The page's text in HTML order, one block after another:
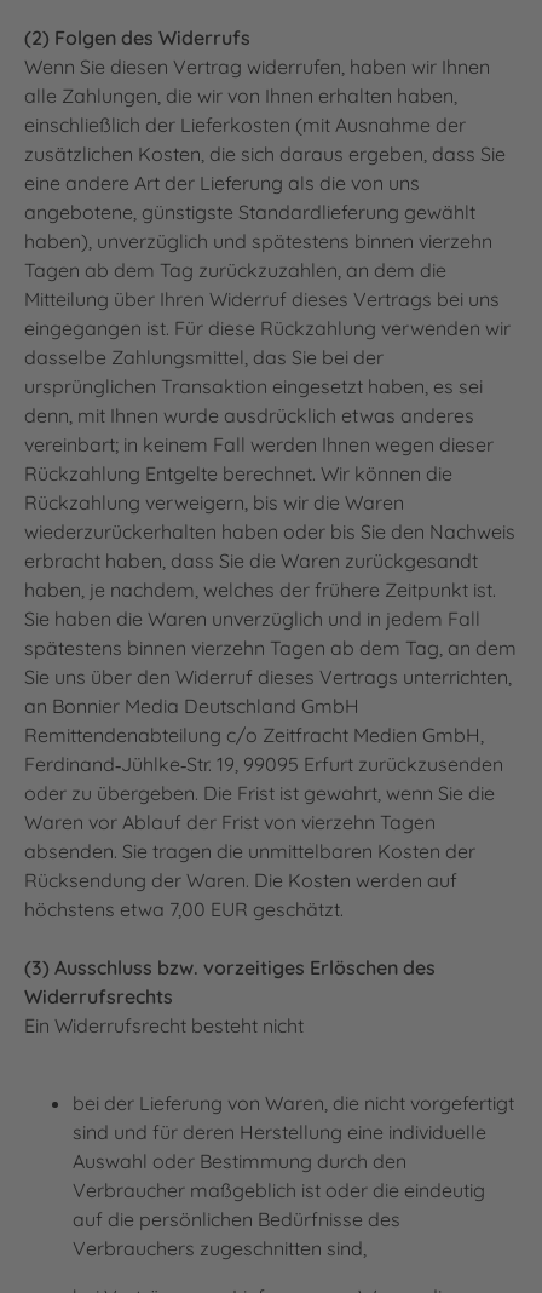
(2) Folgen des Widerrufs
Wenn Sie diesen Vertrag widerrufen, haben wir Ihnen
alle Zahlungen, die wir von Ihnen erhalten haben,
einschließlich der Lieferkosten (mit Ausnahme der
zusätzlichen Kosten, die sich daraus ergeben, dass Sie
eine andere Art der Lieferung als die von uns
angebotene, günstigste Standardlieferung gewählt
haben), unverzüglich und spätestens binnen vierzehn
Tagen ab dem Tag zurückzuzahlen, an dem die
Mitteilung über Ihren Widerruf dieses Vertrags bei uns
eingegangen ist. Für diese Rückzahlung verwenden wir
dasselbe Zahlungsmittel, das Sie bei der
ursprünglichen Transaktion eingesetzt haben, es sei
denn, mit Ihnen wurde ausdrücklich etwas anderes
vereinbart; in keinem Fall werden Ihnen wegen dieser
Rückzahlung Entgelte berechnet. Wir können die
Rückzahlung verweigern, bis wir die Waren
wiederzurückerhalten haben oder bis Sie den Nachweis
erbracht haben, dass Sie die Waren zurückgesandt
haben, je nachdem, welches der frühere Zeitpunkt ist.
Sie haben die Waren unverzüglich und in jedem Fall
spätestens binnen vierzehn Tagen ab dem Tag, an dem
Sie uns über den Widerruf dieses Vertrags unterrichten,
an Bonnier Media Deutschland GmbH
Remittendenabteilung c/o Zeitfracht Medien GmbH,
Ferdinand‐Jühlke‐Str. 19, 99095 Erfurt zurückzusenden
oder zu übergeben. Die Frist ist gewahrt, wenn Sie die
Waren vor Ablauf der Frist von vierzehn Tagen
absenden. Sie tragen die unmittelbaren Kosten der
Rücksendung der Waren. Die Kosten werden auf
höchstens etwa 7,00 EUR geschätzt.
(3) Ausschluss bzw. vorzeitiges Erlöschen des
Widerrufsrechts
Ein Widerrufsrecht besteht nicht
bei der Lieferung von Waren, die nicht vorgefertigt
sind und für deren Herstellung eine individuelle
Auswahl oder Bestimmung durch den
Verbraucher maßgeblich ist oder die eindeutig
auf die persönlichen Bedürfnisse des
Verbrauchers zugeschnitten sind,